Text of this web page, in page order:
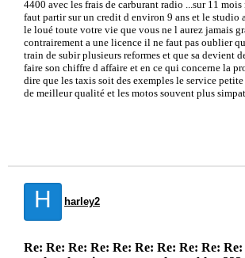
4400 avec les frais de carburant radio ...sur 11
faut partir sur un credit d environ 9 ans et le studio
le loué toute votre vie que vous ne l aurez jamais
contrairement a une licence il ne faut pas oublier
train de subir plusieurs reformes et que sa devient
faire son chiffre d affaire et en ce qui concerne la
dire que les taxis soit des exemples le service
de meilleur qualité et les motos souvent plus
H harley2
Re: Re: Re: Re: Re: Re: Re: Re: Re: